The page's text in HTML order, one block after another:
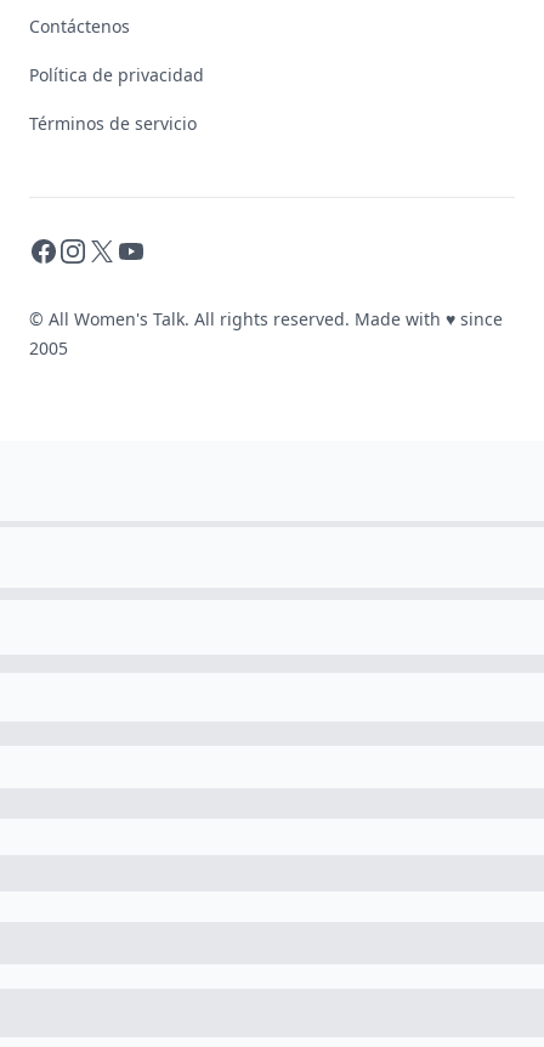
Contáctenos
Política de privacidad
Términos de servicio
Facebook
Instagram
X YouTube
© All Women's Talk. All rights reserved. Made with ♥ since
2005